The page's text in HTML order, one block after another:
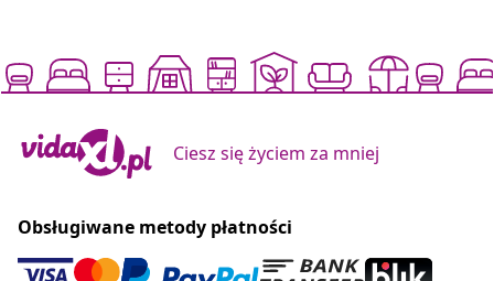
Ciesz się życiem za mniej
Obsługiwane metody płatności